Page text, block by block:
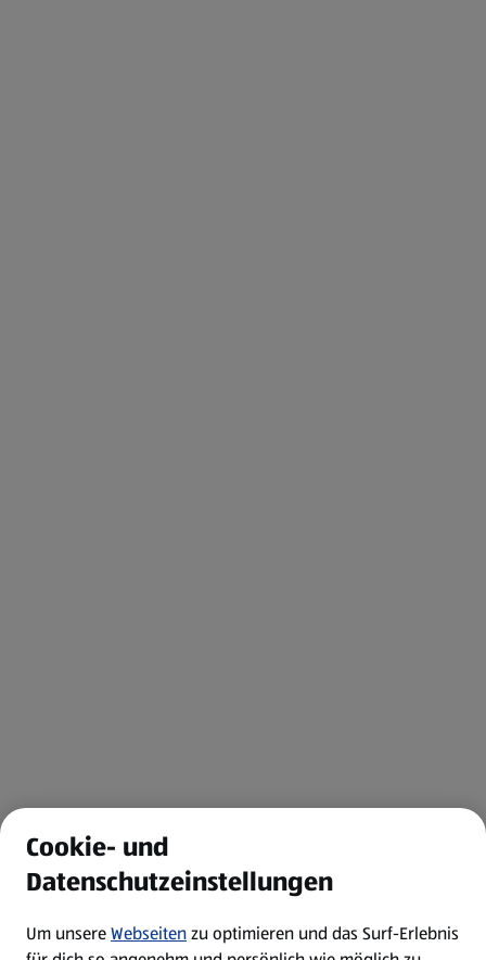
Cookie- und
Datenschutzeinstellungen
Um unsereWebseitenzu optimieren und das Surf-Erlebnis